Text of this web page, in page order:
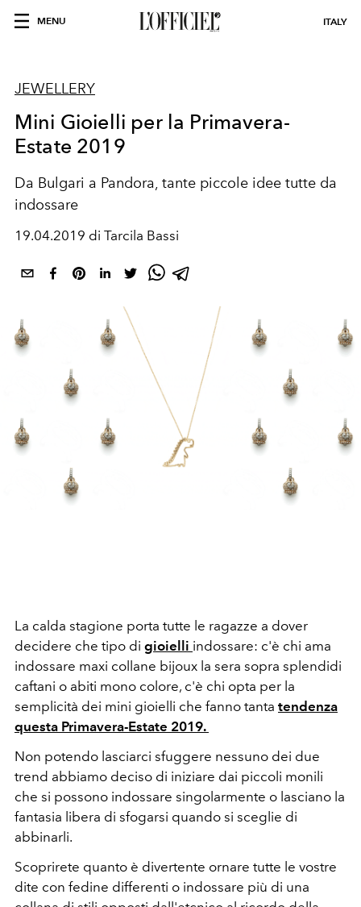
MENU ITALY
JEWELLERY
Mini Gioielli per la Primavera-
Estate 2019
Da Bulgari a Pandora, tante piccole idee tutte da
indossare
19.04.2019 di Tarcila Bassi
La calda stagione porta tutte le ragazze a dover
decidere che tipo di gioielli indossare: c'è chi ama
indossare maxi collane bijoux la sera sopra splendidi
caftani o abiti mono colore, c'è chi opta per la
semplicità dei mini gioielli che fanno tanta tendenza
questa Primavera-Estate 2019.
Non potendo lasciarci sfuggere nessuno dei due
trend abbiamo deciso di iniziare dai piccoli monili
che si possono indossare singolarmente o lasciano la
fantasia libera di sfogarsi quando si sceglie di
abbinarli.
Scoprirete quanto è divertente ornare tutte le vostre
dite con fedine differenti o indossare più di una